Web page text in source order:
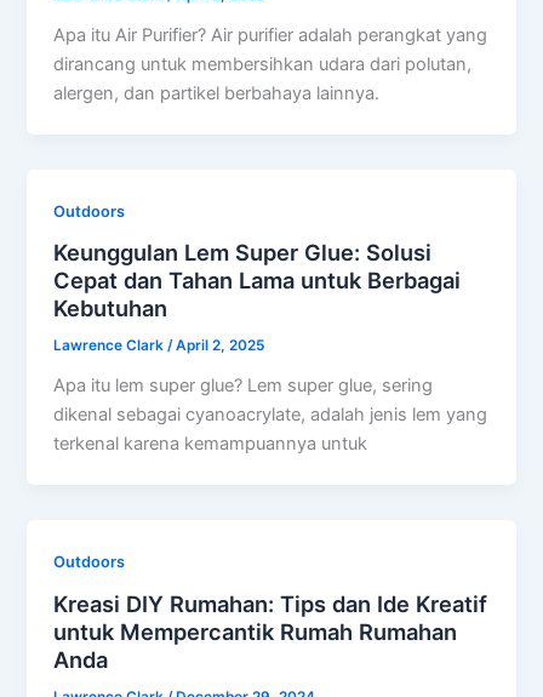
Apa itu Air Purifier? Air purifier adalah perangkat yang
dirancang untuk membersihkan udara dari polutan,
alergen, dan partikel berbahaya lainnya.
Outdoors
Keunggulan Lem Super Glue: Solusi
Cepat dan Tahan Lama untuk Berbagai
Kebutuhan
Lawrence Clark/April 2, 2025
Apa itu lem super glue? Lem super glue, sering
dikenal sebagai cyanoacrylate, adalah jenis lem yang
terkenal karena kemampuannya untuk
Outdoors
Kreasi DIY Rumahan: Tips dan Ide Kreatif
untuk Mempercantik Rumah Rumahan
Anda